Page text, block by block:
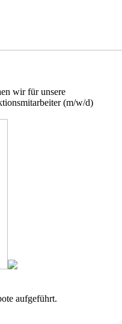
wir für unsere
(m/w/d)
aufgeführt.